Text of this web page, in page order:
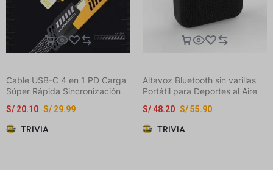
Cable USB-C 4 en 1 PD Carga
Súper Rápida Sincronización
S/29.99
S/ 20.10
TRIVIA
Altavoz Bluetooth sin varillas
Portátil para Deportes al Aire
S/55.90
S/ 48.20
TRIVIA